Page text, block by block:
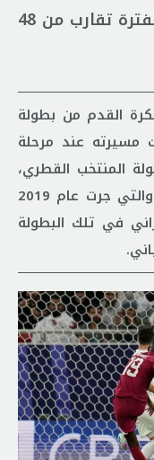
المنتخب الايراني الى النهائي لفترة تقارب من 48
القدم من بطولة
مسيرته عند مرحلة
المنتخب القطري،
وهذا ما حصل في البطولة الماضية والتي جرت عام 2019
في تلك البطولة